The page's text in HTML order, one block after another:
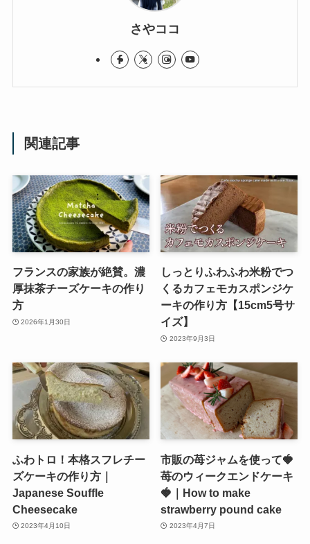
さやココ
関連記事
フランスの家族が絶賛。濃
厚抹茶チーズケーキの作り
方
2026年1月30日
しっとりふわふわ米粉でつ
くるカフェモカスポンジケ
ーキの作り方【15cm5号サ
イズ】
2023年9月3日
ふわトロ！本格スフレチー
ズケーキの作り方｜
Japanese Souffle
Cheesecake
2023年4月10日
市販の苺ジャムを使って🍓
苺のウィークエンドケーキ
🍓｜How to make
strawberry pound cake
2023年4月7日